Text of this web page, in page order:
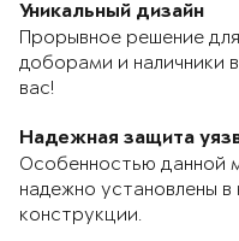
Уникальный дизайн
Прорывное решение
доборами и наличники
вас!
Надежная защита
Особенностью данной
надежно установлены
конструкции.